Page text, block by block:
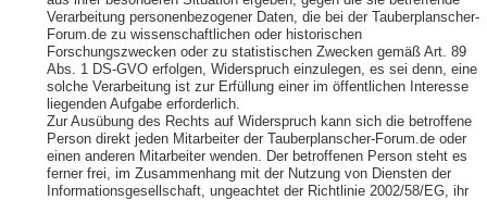
Verarbeitung personenbezogener Daten, die bei der Tauberplanscher-
Forum.de zu wissenschaftlichen oder historischen
Forschungszwecken oder zu statistischen Zwecken gemäß Art. 89
Abs. 1 DS-GVO erfolgen, Widerspruch einzulegen, es sei denn, eine
solche Verarbeitung ist zur Erfüllung einer im öffentlichen Interesse
liegenden Aufgabe erforderlich.
Zur Ausübung des Rechts auf Widerspruch kann sich die betroffene
Person direkt jeden Mitarbeiter der Tauberplanscher-Forum.de oder
einen anderen Mitarbeiter wenden. Der betroffenen Person steht es
ferner frei, im Zusammenhang mit der Nutzung von Diensten der
Informationsgesellschaft, ungeachtet der Richtlinie 2002/58/EG, ihr